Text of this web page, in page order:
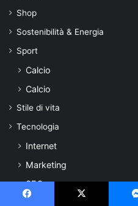
Shop
Sostenibilità & Energia
Sport
Calcio
Calcio
Stile di vita
Tecnologia
Internet
Marketing
SEO